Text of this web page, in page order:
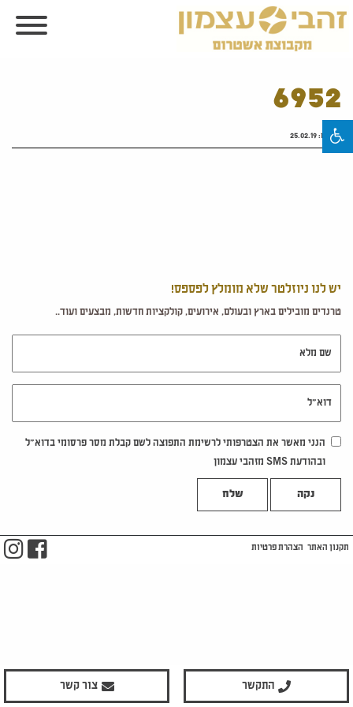
6952
פורסם:25.02.19
יש לנו ניוזלטר שלא מומלץ לפספס!
טרנדים מובילים בארץ ובעולם, אירועים, קולקציות חדשות, מבצעים ועוד..
הנני מאשר את הצטרפותי לרשימת התפוצה לשם קבלת מסר פרסומי בדוא"ל
ובהודעת SMS מזהבי עצמון
נקה
התקשר צור קשר
תקנון האתר הצהרת פרטיות